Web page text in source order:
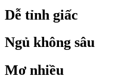
Dễ tỉnh giấc
Ngủ không sâu
Mơ nhiều